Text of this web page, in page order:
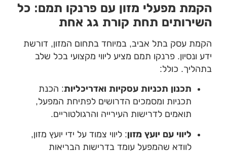
מפעלי מזון עם פרנקו תמם: כל
תחת קורת גג אחת
עסק בתל אביב, במיוחד בתחום המזון, דורשת
ונסיון. פרנקו תמם מציע ליווי מקצועי בכל שלב
כולל:
תכנון תכניות עסקיות ואדריכליות: הכנת
תכניות ומסמכים הדרושים לפתיחת המפעל,
תואמים לדרישות העירייה והרגולטוריים.
ליווי עם יועץ מזון: ליווי צמוד על ידי יועץ מזון,
לוודא שהמפעל עומד בדרישות הבריאות